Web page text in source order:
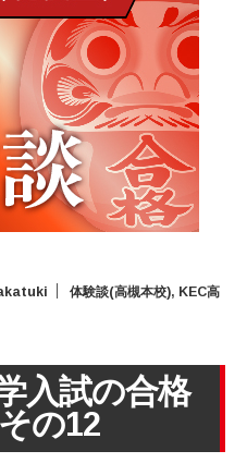
体験談(高槻本校), KEC高
入試の合格
の12